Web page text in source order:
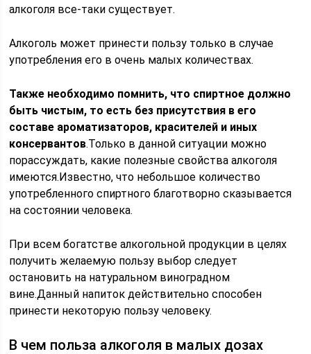
алкоголя все-таки существует.
Алкоголь может принести пользу только в случае
употребления его в очень малых количествах.
Также необходимо помнить, что спиртное должно
быть чистым, то есть без присутствия в его
составе ароматизаторов, красителей и иных
консервантов.Только в данной ситуации можно
порассуждать, какие полезные свойства алкоголя
имеются.Известно, что небольшое количество
употребленного спиртного благотворно сказывается
на состоянии человека.
При всем богатстве алкогольной продукции в целях
получить желаемую пользу выбор следует
остановить на натуральном виноградном
вине.Данный напиток действительно способен
принести некоторую пользу человеку.
В чем польза алкоголя в малых дозах